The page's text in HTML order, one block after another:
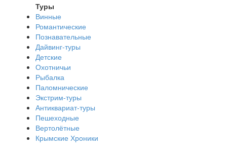
Туры
Винные
Романтические
Познавательные
Дайвинг-туры
Детские
Охотничьи
Рыбалка
Паломнические
Экстрим-туры
Антиквариат-туры
Пешеходные
Вертолётные
Крымские Хроники